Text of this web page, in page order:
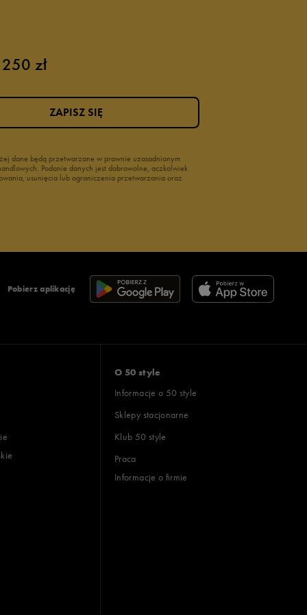
zł
dane będą przetwarzane w prawnie uzasadnionym
Podanie danych jest dobrowolne, aczkolwiek
usunięcia lub ograniczenia przetwarzania oraz
ZAPISZ SIĘ
Pobierz aplikację
O 50 style
Informacje o 50 style
Sklepy stacjonarne
Klub 50 style
Praca
Informacje o firmie